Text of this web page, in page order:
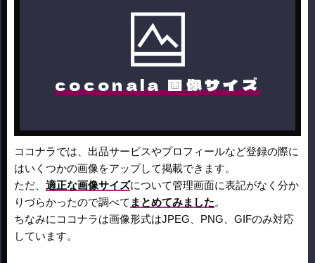
coconala 画像サイズ
ココナラでは、出品サービスやプロフィールなど登録の際に
はいくつかの画像をアップして掲載できます。
ただ、 適正な画像サイズについて管理画面に表記がなく分か
りづらかったので調べて まとめてみました。
ちなみにココナラは画像形式はJPEG、PNG、GIFのみ対応
しています。